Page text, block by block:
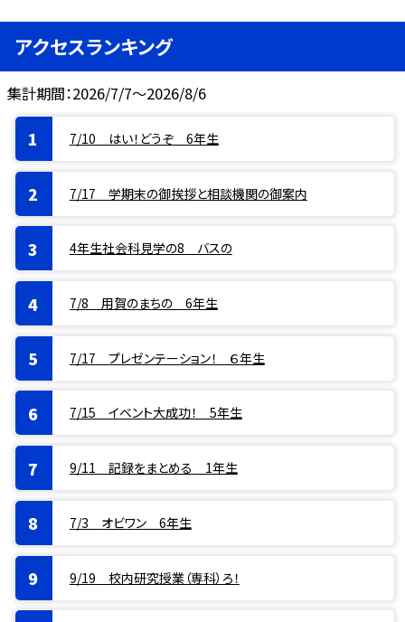
アクセスランキング
集計期間：2026/7/7～2026/8/6
7/10 はい！どうぞ 6年生
7/17 学期末の御挨拶と相談機関の御案内
4年生社会科見学の8 バスの
7/8 用賀のまちの 6年生
7/17 プレゼンテーション！ ６年生
7/15 イベント大成功！ 5年生
9/11 記録をまとめる 1年生
7/3 オビワン 6年生
9/19 校内研究授業（専科）ろ！